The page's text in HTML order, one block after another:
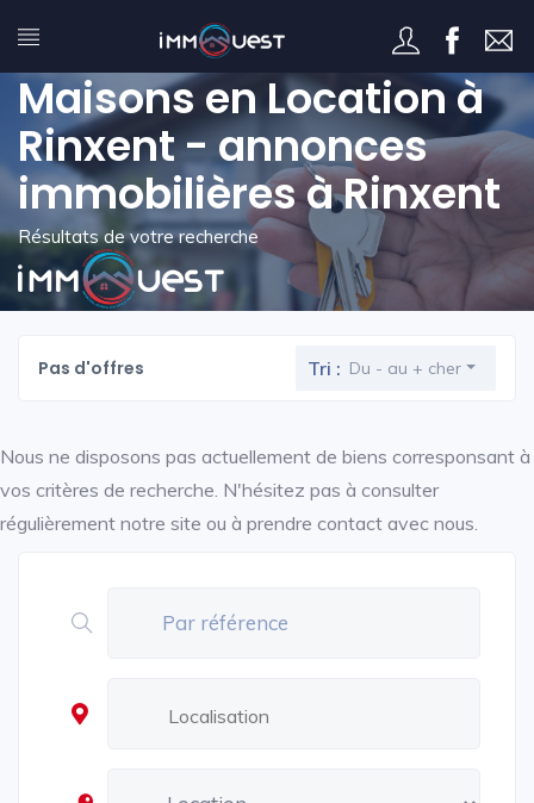
Maisons en Location à
Rinxent - annonces
immobilières à Rinxent
Résultats de votre recherche
Pas d'offres Tri : Du - au + cher
Nous ne disposons pas actuellement de biens corresponsant à
vos critères de recherche. N'hésitez pas à consulter
régulièrement notre site ou à prendre contact avec nous.